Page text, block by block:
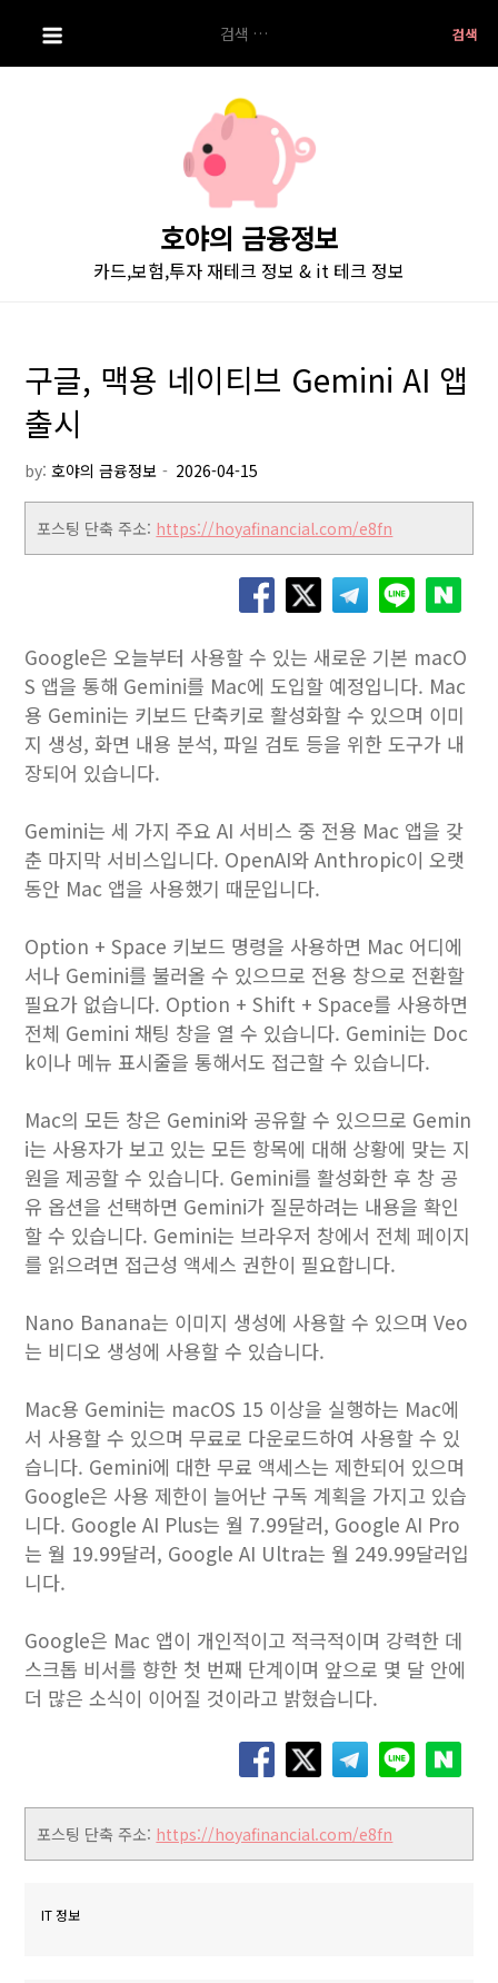
i
색:
호야의 금융정보
카드,보험,투자 재테크 정보 & it 테크 정보
구글, 맥용 네이티브 Gemini AI 앱
출시
by:호야의 금융정보
포스팅 단축 주소: https://hoyafinancial.com/e8fn
Google은 오늘부터 사용할 수 있는 새로운 기본 macO
S 앱을 통해 Gemini를 Mac에 도입할 예정입니다. Mac
용 Gemini는 키보드 단축키로 활성화할 수 있으며 이미
지 생성, 화면 내용 분석, 파일 검토 등을 위한 도구가 내
장되어 있습니다.
Gemini는 세 가지 주요 AI 서비스 중 전용 Mac 앱을 갖
춘 마지막 서비스입니다. OpenAI와 Anthropic이 오랫
동안 Mac 앱을 사용했기 때문입니다.
Option + Space 키보드 명령을 사용하면 Mac 어디에
서나 Gemini를 불러올 수 있으므로 전용 창으로 전환할
필요가 없습니다. Option + Shift + Space를 사용하면
전체 Gemini 채팅 창을 열 수 있습니다. Gemini는 Doc
k이나 메뉴 표시줄을 통해서도 접근할 수 있습니다.
Mac의 모든 창은 Gemini와 공유할 수 있으므로 Gemin
i는 사용자가 보고 있는 모든 항목에 대해 상황에 맞는 지
원을 제공할 수 있습니다. Gemini를 활성화한 후 창 공
유 옵션을 선택하면 Gemini가 질문하려는 내용을 확인
할 수 있습니다. Gemini는 브라우저 창에서 전체 페이지
를 읽으려면 접근성 액세스 권한이 필요합니다.
Nano Banana는 이미지 생성에 사용할 수 있으며 Veo
는 비디오 생성에 사용할 수 있습니다.
Mac용 Gemini는 macOS 15 이상을 실행하는 Mac에
서 사용할 수 있으며 무료로 다운로드하여 사용할 수 있
습니다. Gemini에 대한 무료 액세스는 제한되어 있으며
Google은 사용 제한이 늘어난 구독 계획을 가지고 있습
니다. Google AI Plus는 월 7.99달러, Google AI Pro
는 월 19.99달러, Google AI Ultra는 월 249.99달러입
니다.
Google은 Mac 앱이 개인적이고 적극적이며 강력한 데
스크톱 비서를 향한 첫 번째 단계이며 앞으로 몇 달 안에
더 많은 소식이 이어질 것이라고 밝혔습니다.
포스팅 단축 주소: https://hoyafinancial.com/e8fn
IT 정보